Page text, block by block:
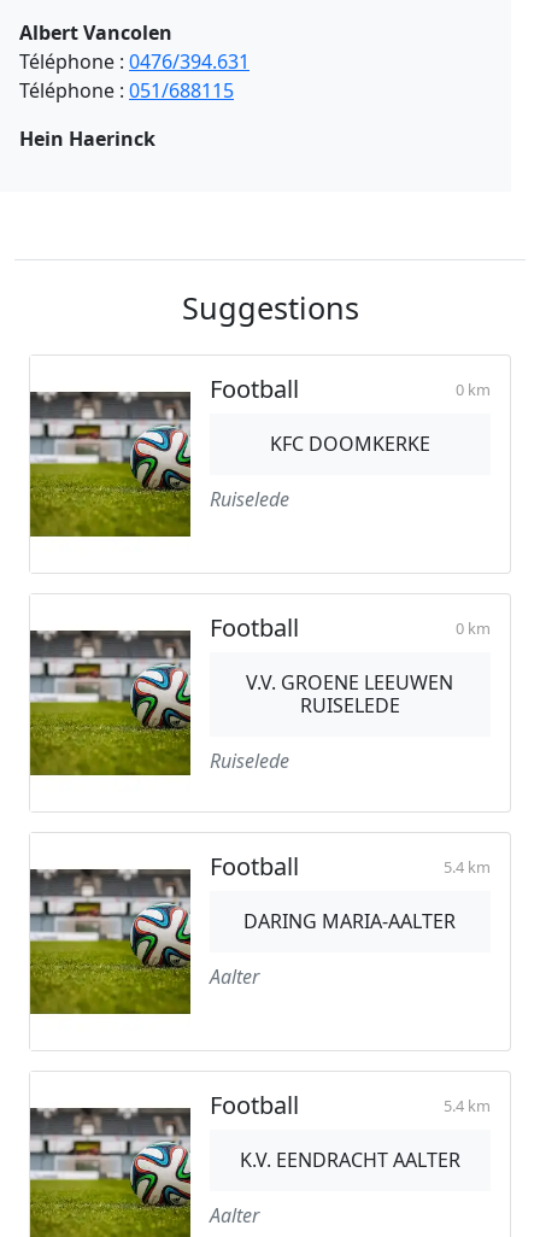
Albert Vancolen
Téléphone : 0476/394.631
Téléphone : 051/688115
Hein Haerinck
Suggestions
Football 0 km
KFC DOOMKERKE
Ruiselede
Football 0 km
V.V. GROENE LEEUWEN
RUISELEDE
Ruiselede
Football 5.4 km
DARING MARIA-AALTER
Aalter
Football 5.4 km
K.V. EENDRACHT AALTER
Aalter